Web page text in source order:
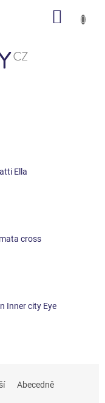
Ella
cross
Inner city Eye
Abecedně